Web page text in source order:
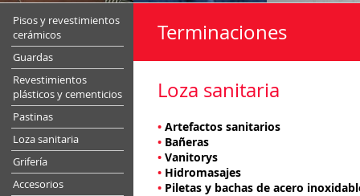
Pisos y revestimientos
cerámicos
Guardas
Revestimientos
plásticos y cementicios
Pastinas
Loza sanitaria
Grifería
Accesorios
Terminaciones
Loza sanitaria
• Artefactos sanitarios
• Bañeras
• Vanitorys
• Hidromasajes
• Piletas y bachas de acero